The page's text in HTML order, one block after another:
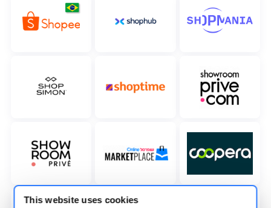
This website uses cookies